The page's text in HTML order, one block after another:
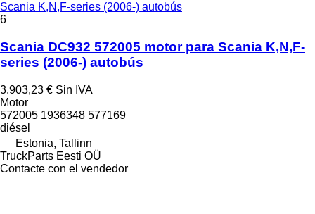
Scania K,N,F-series (2006-) autobús
6
Scania DC932 572005 motor para Scania K,N,F-
series (2006-) autobús
3.903,23 € Sin IVA
Motor
572005 1936348 577169
diésel
Estonia, Tallinn
TruckParts Eesti OÜ
Contacte con el vendedor